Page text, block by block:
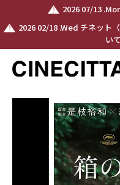
2026 07/13
2026 02/18 .Wed チネット
い